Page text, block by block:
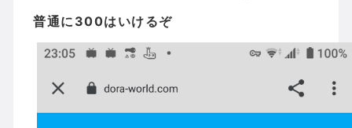
普通に300はいけるぞ